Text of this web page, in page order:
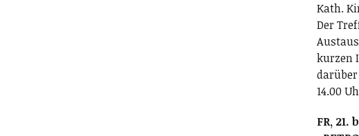
Kath.
Der
kurzen
14.00
FR, 21.